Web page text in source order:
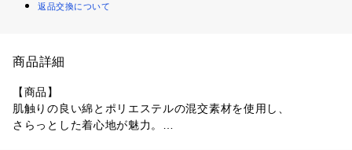
返品交換について
商品詳細
【商品】
肌触りの良い綿とポリエステルの混交素材を使用し、
さらっとした着心地が魅力。